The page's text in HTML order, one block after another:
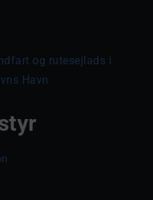
og rutesejlads i
Havn